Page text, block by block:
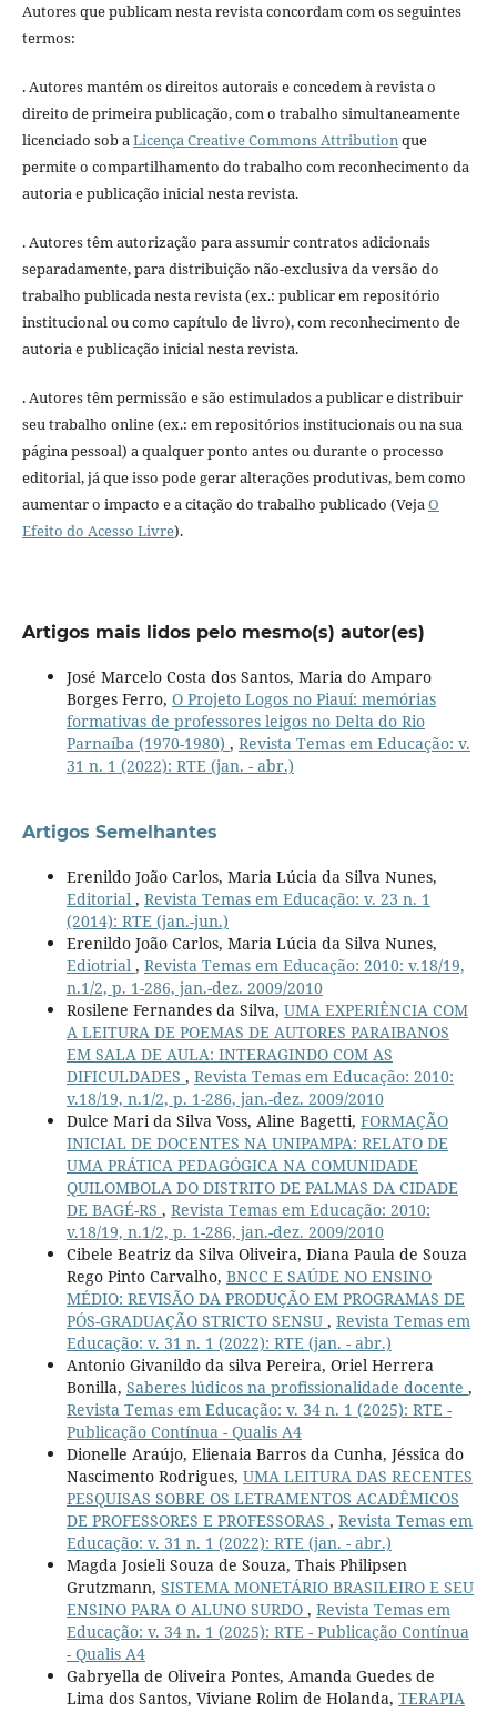
Autores que publicam nesta revista concordam com os seguintes
termos:
. Autores mantém os direitos autorais e concedem à revista o
direito de primeira publicação, com o trabalho simultaneamente
licenciado sob aLicença Creative Commons Attributionque
permite o compartilhamento do trabalho com reconhecimento da
autoria e publicação inicial nesta revista.
. Autores têm autorização para assumir contratos adicionais
separadamente, para distribuição não-exclusiva da versão do
trabalho publicada nesta revista (ex.: publicar em repositório
institucional ou como capítulo de livro), com reconhecimento de
autoria e publicação inicial nesta revista.
. Autores têm permissão e são estimulados a publicar e distribuir
seu trabalho online (ex.: em repositórios institucionais ou na sua
página pessoal) a qualquer ponto antes ou durante o processo
editorial, já que isso pode gerar alterações produtivas, bem como
aumentar o impacto e a citação do trabalho publicado (VejaO
Efeito do Acesso Livre).
Artigos mais lidos pelo mesmo(s) autor(es)
José Marcelo Costa dos Santos, Maria do Amparo
Borges Ferro, O Projeto Logos no Piauí: memórias
formativas de professores leigos no Delta do Rio
Parnaíba (1970-1980) , Revista Temas em Educação: v.
31 n. 1 (2022): RTE (jan. - abr.)
Artigos Semelhantes
Erenildo João Carlos, Maria Lúcia da Silva Nunes,
Editorial , Revista Temas em Educação: v. 23 n. 1
(2014): RTE (jan.-jun.)
Erenildo João Carlos, Maria Lúcia da Silva Nunes,
Ediotrial , Revista Temas em Educação: 2010: v.18/19,
n.1/2, p. 1-286, jan.-dez. 2009/2010
Rosilene Fernandes da Silva, UMA EXPERIÊNCIA COM
A LEITURA DE POEMAS DE AUTORES PARAIBANOS
EM SALA DE AULA: INTERAGINDO COM AS
DIFICULDADES , Revista Temas em Educação: 2010:
v.18/19, n.1/2, p. 1-286, jan.-dez. 2009/2010
Dulce Mari da Silva Voss, Aline Bagetti, FORMAÇÃO
INICIAL DE DOCENTES NA UNIPAMPA: RELATO DE
UMA PRÁTICA PEDAGÓGICA NA COMUNIDADE
QUILOMBOLA DO DISTRITO DE PALMAS DA CIDADE
DE BAGÉ-RS , Revista Temas em Educação: 2010:
v.18/19, n.1/2, p. 1-286, jan.-dez. 2009/2010
Cibele Beatriz da Silva Oliveira, Diana Paula de Souza
Rego Pinto Carvalho, BNCC E SAÚDE NO ENSINO
MÉDIO: REVISÃO DA PRODUÇÃO EM PROGRAMAS DE
PÓS-GRADUAÇÃO STRICTO SENSU , Revista Temas em
Educação: v. 31 n. 1 (2022): RTE (jan. - abr.)
Antonio Givanildo da silva Pereira, Oriel Herrera
Bonilla, Saberes lúdicos na profissionalidade docente ,
Revista Temas em Educação: v. 34 n. 1 (2025): RTE -
Publicação Contínua - Qualis A4
Dionelle Araújo, Elienaia Barros da Cunha, Jéssica do
Nascimento Rodrigues, UMA LEITURA DAS RECENTES
PESQUISAS SOBRE OS LETRAMENTOS ACADÊMICOS
DE PROFESSORES E PROFESSORAS , Revista Temas em
Educação: v. 31 n. 1 (2022): RTE (jan. - abr.)
Magda Josieli Souza de Souza, Thais Philipsen
Grutzmann, SISTEMA MONETÁRIO BRASILEIRO E SEU
ENSINO PARA O ALUNO SURDO , Revista Temas em
Educação: v. 34 n. 1 (2025): RTE - Publicação Contínua
- Qualis A4
Gabryella de Oliveira Pontes, Amanda Guedes de
Lima dos Santos, Viviane Rolim de Holanda, TERAPIA